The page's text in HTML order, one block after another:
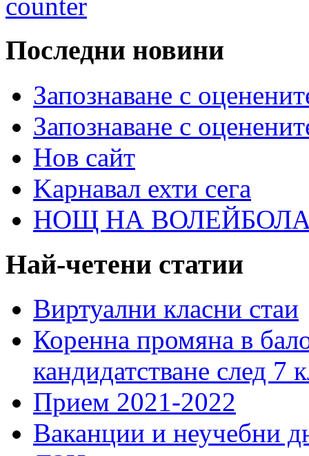
Последни новини
Запознаване с
Запознаване с
Нов сайт
Kарнавал ехти сега
НОЩ НА ВОЛЕЙБОЛА
Най-четени статии
Виртуални класни стаи
Коренна промяна в
кандидатстване след 7
Прием 2021-2022
Ваканции и неучебни